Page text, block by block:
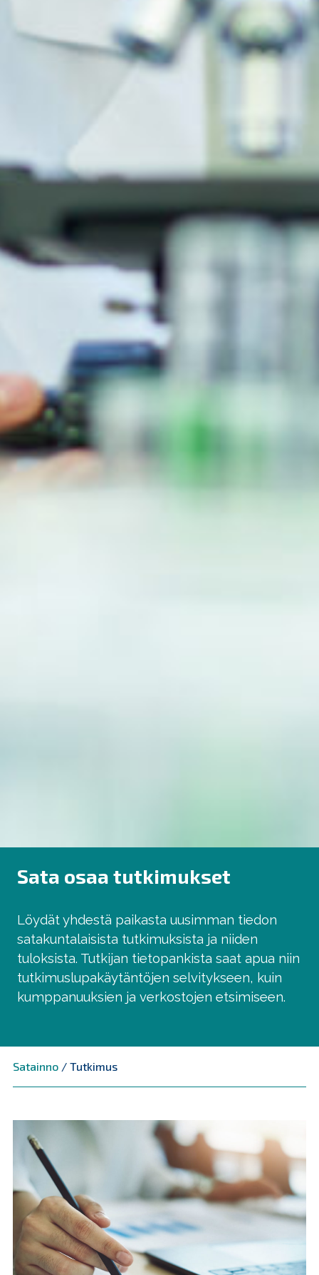
Sata osaa tutkimukset
Löydät yhdestä paikasta uusimman tiedon
satakuntalaisista tutkimuksista ja niiden
tuloksista. Tutkijan tietopankista saat apua niin
tutkimuslupakäytäntöjen selvitykseen, kuin
kumppanuuksien ja verkostojen etsimiseen.
Satainno/ Tutkimus